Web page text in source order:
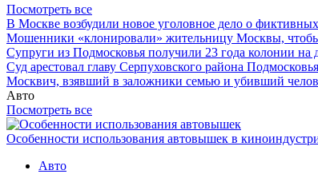
Посмотреть все
В Москве возбудили новое уголовное дело о
Мошенники «клонировали» жительницу Москвы,
Супруги из Подмосковья получили 23 года колонии на
Суд арестовал главу Серпуховского района
Москвич, взявший в заложники семью и убивший
Авто
Посмотреть все
Особенности использования автовышек в
Авто